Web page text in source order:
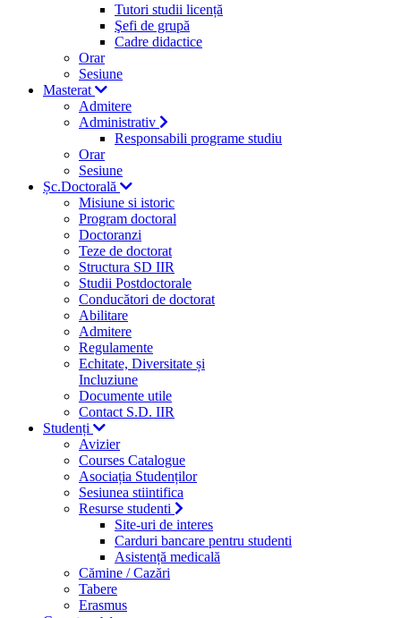
Tutori studii licență
Şefi de grupă
Cadre didactice
Orar
Sesiune
Masterat
Admitere
Administrativ
Responsabili programe studiu
Orar
Sesiune
Șc.Doctorală
Misiune si istoric
Program doctoral
Doctoranzi
Teze de doctorat
Structura SD IIR
Studii Postdoctorale
Conducători de doctorat
Abilitare
Admitere
Regulamente
Echitate, Diversitate și
Incluziune
Documente utile
Contact S.D. IIR
Studenți
Avizier
Courses Catalogue
Asociația Studenților
Sesiunea stiintifica
Resurse studenti
Site-uri de interes
Carduri bancare pentru studenti
Asistență medicală
Cămine / Cazări
Tabere
Erasmus